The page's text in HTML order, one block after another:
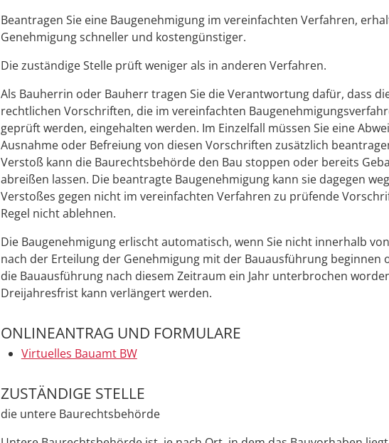
Beantragen Sie eine Baugenehmigung im vereinfachten Verfahren,
Genehmigung schneller und kostengünstiger.
Die zuständige Stelle prüft weniger als in anderen Verfahren.
Als Bauherrin oder Bauherr tragen Sie die Verantwortung dafür, dass
rechtlichen Vorschriften, die im vereinfachten
geprüft werden, eingehalten werden. Im Einzelfall müssen Sie eine
Ausnahme oder Befreiung von diesen Vorschriften zusätzlich
Verstoß kann die Baurechtsbehörde den Bau stoppen oder bereits
abreißen lassen. Die beantragte Baugenehmigung kann sie dagegen
Verstoßes gegen nicht im vereinfachten Verfahren zu prüfende Vor
Regel nicht ablehnen.
Die Baugenehmigung erlischtautomatisch, wenn Sie nicht innerhalb
nach der Erteilung der Genehmigung mit der Bauausführung beginnen
die Bauausführung nach diesem Zeitraum ein Jahr unterbrochen
Dreijahresfrist kann verlängert werden.
ONLINEANTRAG UND FORMULARE
Virtuelles Bauamt BW
ZUSTÄNDIGE STELLE
die untere Baurechtsbehörde